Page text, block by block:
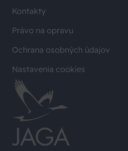
Kontakty
Právo na opravu
Ochrana osobných údajov
Nastavenia cookies